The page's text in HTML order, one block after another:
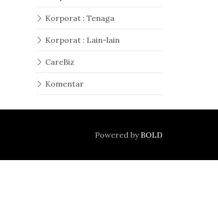
Korporat : Tenaga
Korporat : Lain-lain
CareBiz
Komentar
Powered by BOLD